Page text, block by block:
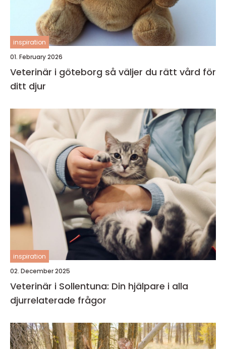
inspiration
01. February 2026
Veterinär i göteborg så väljer du rätt vård för
ditt djur
inspiration
02. December 2025
Veterinär i Sollentuna: Din hjälpare i alla
djurrelaterade frågor